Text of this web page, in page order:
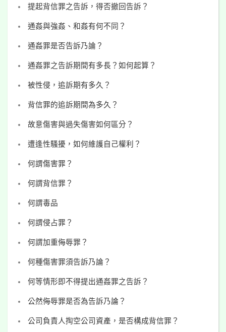
提起背信罪之告訴，得否撤回告訴？
通姦與強姦、和姦有何不同？
通姦罪是否告訴乃論？
通姦罪之告訴期間有多長？如何起算？
被性侵，追訴期有多久？
背信罪的追訴期間為多久？
故意傷害與過失傷害如何區分？
遭逢性騷擾，如何維護自己權利？
何謂傷害罪？
何謂背信罪？
何謂毒品
何謂侵占罪？
何謂加重侮辱罪？
何種傷害罪須告訴乃論？
何等情形即不得提出通姦罪之告訴？
公然侮辱罪是否為告訴乃論？
公司負責人掏空公司資產，是否構成背信罪？